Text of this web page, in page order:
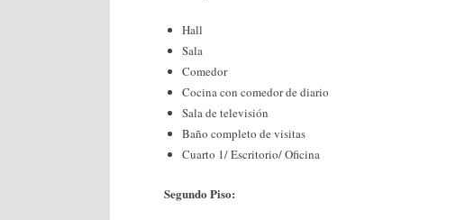
Hall
Sala
Comedor
Cocina con comedor de diario
Sala de televisión
Baño completo de visitas
Cuarto 1/ Escritorio/ Oficina
Segundo Piso: